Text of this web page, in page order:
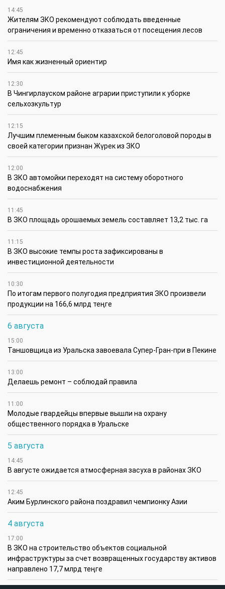
14:45
Жителям ЗКО рекомендуют соблюдать введенные
ограничения и временно отказаться от посещения лесов
12:45
Имя как жизненный ориентир
12:30
В Чингирлауском районе аграрии приступили к уборке
сельхозкультур
12:15
Лучшим племенным быком казахской белоголовой породы в
своей категории признан Жүрек из ЗКО
12:00
В ЗКО автомойки переходят на систему оборотного
водоснабжения
11:45
В ЗКО площадь орошаемых земель составляет 13,2 тыс. га
11:15
В ЗКО высокие темпы роста зафиксированы в
инвестиционной деятельности
10:30
По итогам первого полугодия предприятия ЗКО произвели
продукции на 166,6 млрд теңге
6 августа
15:00
Таншовщица из Уральска завоевала Супер-Гран-при в Пекине
13:00
Делаешь ремонт – соблюдай правила
11:00
Молодые гвардейцы впервые вышли на охрану
общественного порядка в Уральске
5 августа
14:45
В августе ожидается атмосферная засуха в районах ЗКО
12:45
Аким Бурлинского района поздравил чемпионку Азии
4 августа
17:00
В ЗКО на строительство объектов социальной
инфраструктуры за счет возвращенных государству активов
направлено 17,7 млрд теңге